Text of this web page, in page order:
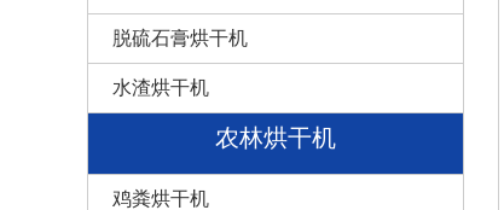
脱硫石膏烘干机
水渣烘干机
农林烘干机
鸡粪烘干机